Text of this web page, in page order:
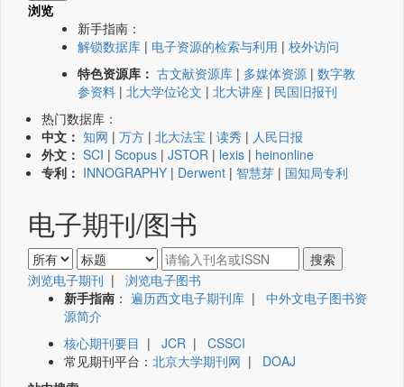
浏览
新手指南：
解锁数据库 | 电子资源的检索与利用 | 校外访问
特色资源库： 古文献资源库 | 多媒体资源 | 数字教
参资料 | 北大学位论文 | 北大讲座 | 民国旧报刊
热门数据库：
中文： 知网 | 万方 | 北大法宝 | 读秀 | 人民日报
外文： SCI | Scopus | JSTOR | lexis | heinonline
专利： INNOGRAPHY | Derwent | 智慧芽 | 国知局专利
电子期刊/图书
浏览电子期刊 | 浏览电子图书
新手指南 ： 遍历西文电子期刊库 | 中外文电子图书资
源简介
核心期刊要目 | JCR | CSSCI
常见期刊平台： 北京大学期刊网 | DOAJ